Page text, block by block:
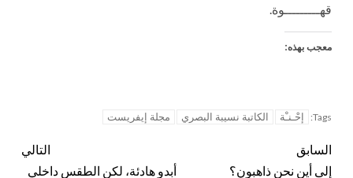
قهـــــــــوة.
معجب بهذه:
Tags: إحْـنـْة الكاتبة نسيبة البصري مجلة إيفريست
السابق
إلى أين نحن ذاهبون؟
التالي
أبدو هادئة، لكن الطقس داخلي